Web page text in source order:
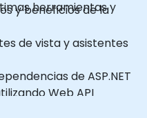
herramientas y
y beneficios de la
de vista y asistentes
de ASP.NET
Web API
integración con